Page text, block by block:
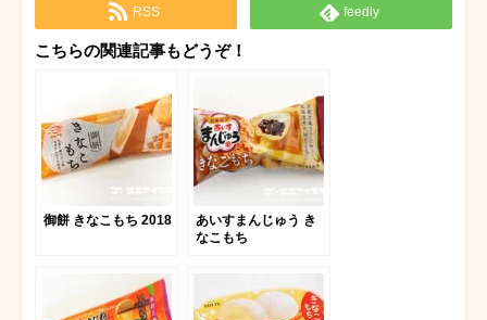
RSS feedly
こちらの関連記事もどうぞ！
御餅 きなこもち 2018
あいすまんじゅう き
なこもち